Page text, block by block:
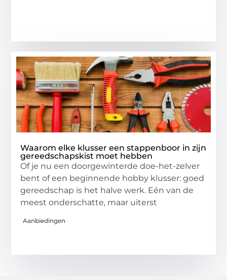
Waarom elke klusser een stappenboor in zijn
gereedschapskist moet hebben
Of je nu een doorgewinterde doe-het-zelver
bent of een beginnende hobby klusser: goed
gereedschap is het halve werk. Eén van de
meest onderschatte, maar uiterst
Aanbiedingen